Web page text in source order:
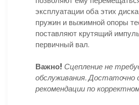
эксплуатации оба этих
пружин и выжимной опоры
поставляют крутящий
первичный вал.
Важно! Сцепление не
обслуживания. Достаточно
рекомендации по